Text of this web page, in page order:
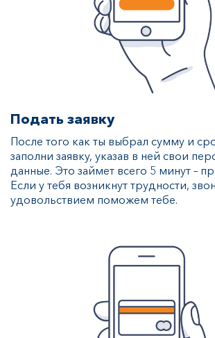
Подать заявку
После того как ты выбрал сумму и
заполни заявку, указав в ней свои
данные. Это займет всего 5 минут –
Если у тебя возникнут трудности,
удовольствием поможем тебе.